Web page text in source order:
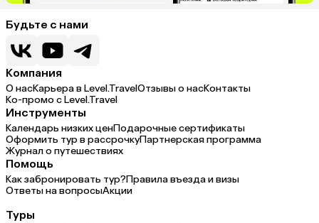
Будьте с нами
Компания
О насКарьера в Level.TravelОтзывы о насКонтакты
Ко-промо с Level.Travel
Инструменты
Календарь низких ценПодарочные сертификаты
Оформить тур в рассрочкуПартнерская программа
Журнал о путешествиях
Помощь
Как забронировать тур?Правила въезда и визы
Ответы на вопросыАкции
Туры